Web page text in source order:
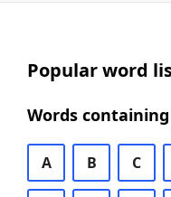
Popular word
Words
A B C